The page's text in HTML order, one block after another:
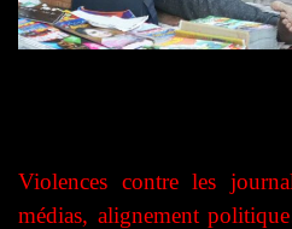
Violences contre les
médias, alignement